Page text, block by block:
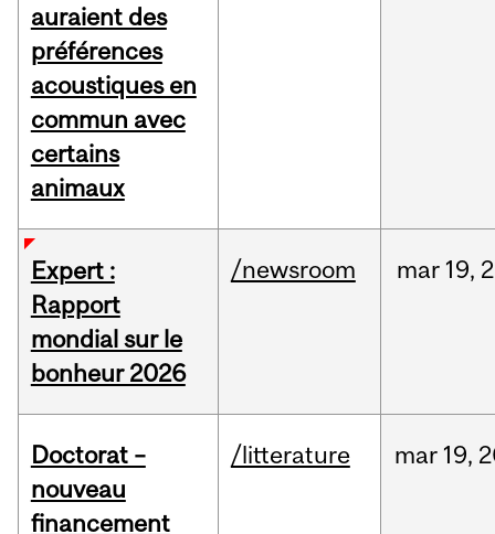
auraient des
préférences
acoustiques en
commun avec
certains
animaux
Expert :
Rapport
mondial sur le
bonheur 2026
/newsroom mar 19,
Doctorat –
nouveau
financement
/litterature mar 19,